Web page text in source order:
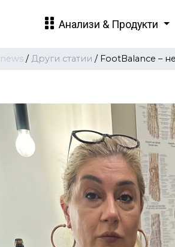
Анализи & Продукти
news / Други статии / FootBalance –